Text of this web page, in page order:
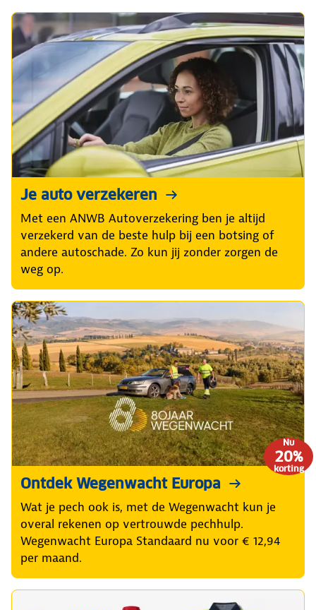
Je auto verzekeren
Met een ANWB Autoverzekering ben je altijd
verzekerd van de beste hulp bij een botsing of
andere autoschade. Zo kun jij zonder zorgen de
weg op.
Nu
20%
korting
Ontdek Wegenwacht Europa
Wat je pech ook is, met de Wegenwacht kun je
overal rekenen op vertrouwde pechhulp.
Wegenwacht Europa Standaard nu voor € 12,94
per maand.